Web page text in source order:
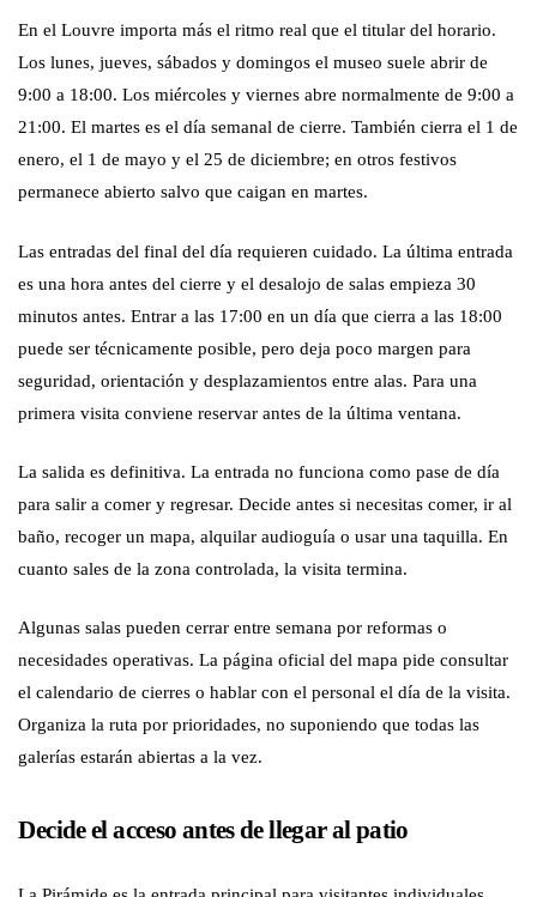
En el Louvre importa más el ritmo real que el titular del horario.
Los lunes, jueves, sábados y domingos el museo suele abrir de
9:00 a 18:00. Los miércoles y viernes abre normalmente de 9:00 a
21:00. El martes es el día semanal de cierre. También cierra el 1 de
enero, el 1 de mayo y el 25 de diciembre; en otros festivos
permanece abierto salvo que caigan en martes.
Las entradas del final del día requieren cuidado. La última entrada
es una hora antes del cierre y el desalojo de salas empieza 30
minutos antes. Entrar a las 17:00 en un día que cierra a las 18:00
puede ser técnicamente posible, pero deja poco margen para
seguridad, orientación y desplazamientos entre alas. Para una
primera visita conviene reservar antes de la última ventana.
La salida es definitiva. La entrada no funciona como pase de día
para salir a comer y regresar. Decide antes si necesitas comer, ir al
baño, recoger un mapa, alquilar audioguía o usar una taquilla. En
cuanto sales de la zona controlada, la visita termina.
Algunas salas pueden cerrar entre semana por reformas o
necesidades operativas. La página oficial del mapa pide consultar
el calendario de cierres o hablar con el personal el día de la visita.
Organiza la ruta por prioridades, no suponiendo que todas las
galerías estarán abiertas a la vez.
Decide el acceso antes de llegar al patio